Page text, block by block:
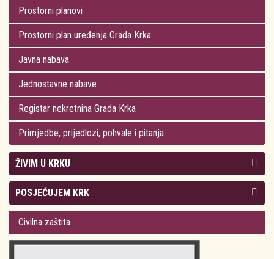
Prostorni planovi
Prostorni plan uređenja Grada Krka
Javna nabava
Jednostavne nabave
Registar nekretnina Grada Krka
Primjedbe, prijedlozi, pohvale i pitanja
ŽIVIM U KRKU
Kolegij gradonačelnika
Gradsko vijeće
Odluke Grada Krka (Službene novine PGŽ)
POSJEĆUJEM KRK
Plan Grada Krka
Krk 360° VR panorama
Civilna zaštita